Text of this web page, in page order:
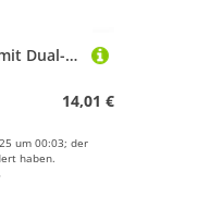
Metall-Wipparmgriff mit Dual-Kugellagern für FAIWA For ABU For TATULA Serie, Aluminium-Legierung Design für zuverlässige Angelrollenleistung (rechte Hand schwarz)
14,01 €
um 00:03; der
haben.